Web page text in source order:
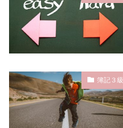
簿記３級